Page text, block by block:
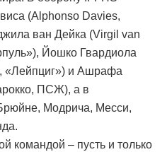
(Alphonso Davies,
ван Дейка (Virgil van
Йошко Гвардиола
«Лейпциг») и Ашрафа
ПСЖ), а в
Модрича, Месси,
командой – пусть и только